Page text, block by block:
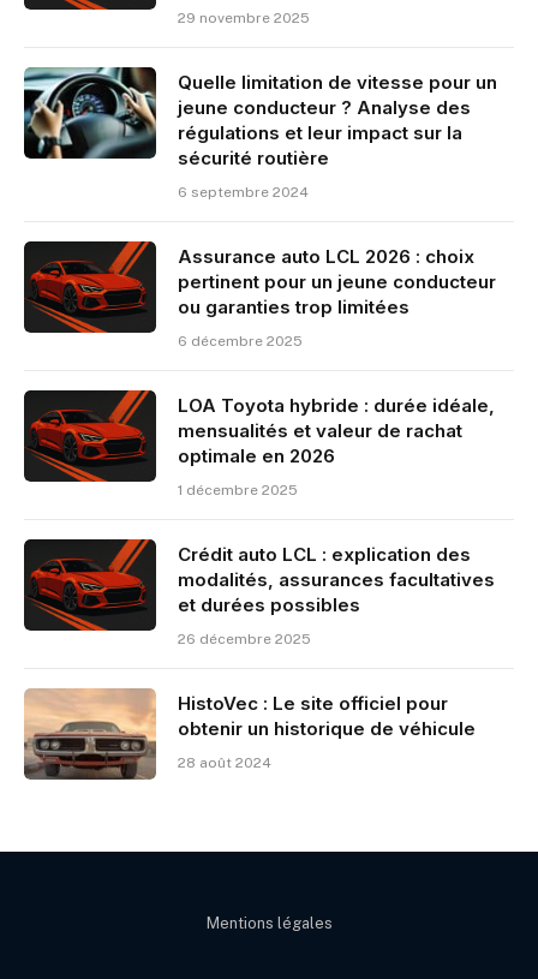
29 novembre 2025
Quelle limitation de vitesse pour un
jeune conducteur ? Analyse des
régulations et leur impact sur la
sécurité routière
6 septembre 2024
Assurance auto LCL 2026 : choix
pertinent pour un jeune conducteur
ou garanties trop limitées
6 décembre 2025
LOA Toyota hybride : durée idéale,
mensualités et valeur de rachat
optimale en 2026
1 décembre 2025
Crédit auto LCL : explication des
modalités, assurances facultatives
et durées possibles
26 décembre 2025
HistoVec : Le site officiel pour
obtenir un historique de véhicule
28 août 2024
Mentions légales